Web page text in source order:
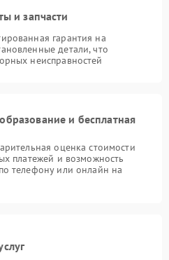
и запчасти
гарантия на
детали, что
неисправностей
и бесплатная
оценка стоимости
платежей и возможность
телефону или онлайн на